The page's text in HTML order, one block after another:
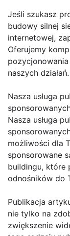
Jeśli szukasz
budowy silnej
internetowej,
Oferujemy
naszych działań.
Nasza usługa
Nasza usługa
możliwości dla
sponsorowane
buildingu, które
odnośników do
Publikacja
nie tylko na
zwiększenie